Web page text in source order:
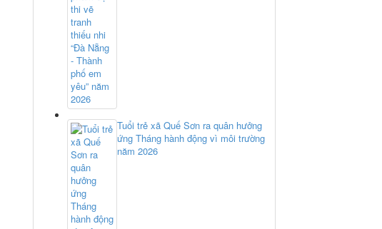
Tuổi trẻ xã Quế Sơn ra quân hưởng
ứng Tháng hành động vì môi trường
năm 2026